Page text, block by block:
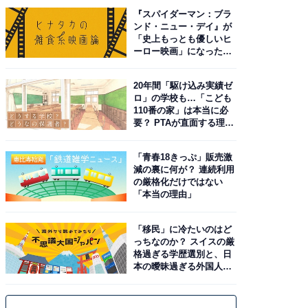
『スパイダーマン：ブラ
ンド・ニュー・デイ』が
「史上もっとも優しいヒ
ーロー映画」になった理
20年間「駆け込み実績ゼ
ロ」の学校も…「こども
110番の家」は本当に必
要？ PTAが直面する理想
「青春18きっぷ」販売激
減の裏に何が？ 連続利用
の厳格化だけではない
「本当の理由」
「移民」に冷たいのはど
っちなのか？ スイスの厳
格過ぎる学歴選別と、日
本の曖昧過ぎる外国人政